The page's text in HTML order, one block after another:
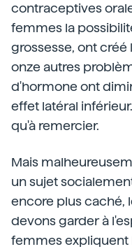
contraceptives
femmes la
grossesse, ont
onze autres
d'hormone ont
effet latéral
qu'à remercier.
Mais
un sujet
encore plus caché,
devons garder à
femmes expliquent